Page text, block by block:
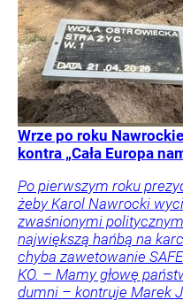
Wrze po roku
kontra „Cała Europa
Po pierwszym roku
żeby Karol Nawrocki
zwaśnionymi
największą hańbą na
chyba zawetowanie
KO. – Mamy głowę
dumni – kontruje Marek